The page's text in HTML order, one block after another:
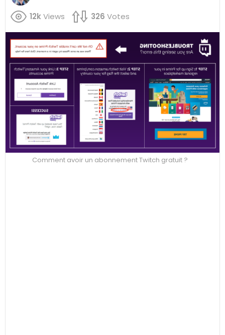
12kViews 326 Votes
Comment avoir un abonnement Twitch gratuit ?